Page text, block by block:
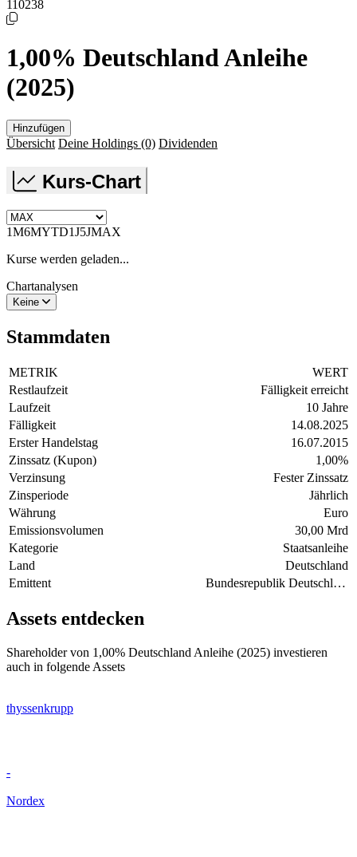
110238
1,00% Deutschland Anleihe
(2025)
Hinzufügen
Übersicht Deine Holdings (0) Dividenden
Kurs-Chart
1M6MYTD1J5JMAX
Kurse werden geladen...
Chartanalysen
Keine
Stammdaten
METRIK
WERT
Restlaufzeit
Fälligkeit erreicht
Laufzeit
10 Jahre
Fälligkeit
14.08.2025
Erster Handelstag
16.07.2015
Zinssatz (Kupon)
1,00%
Verzinsung
Fester Zinssatz
Zinsperiode
Jährlich
Währung
Euro
Emissionsvolumen
30,00 Mrd
Kategorie
Staatsanleihe
Land
Deutschland
Emittent
Bundesrepublik Deutschland
Assets entdecken
Shareholder von 1,00% Deutschland Anleihe (2025) investieren
auch in folgende Assets
thyssenkrupp
-
Nordex